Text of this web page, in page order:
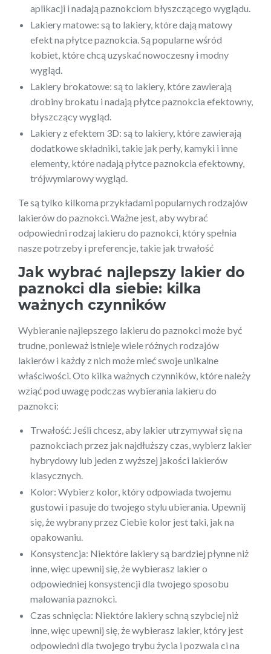
aplikacji i nadają paznokciom błyszczącego wyglądu.
Lakiery matowe: są to lakiery, które dają matowy
efekt na płytce paznokcia. Są popularne wśród
kobiet, które chcą uzyskać nowoczesny i modny
wygląd.
Lakiery brokatowe: są to lakiery, które zawierają
drobiny brokatu i nadają płytce paznokcia efektowny,
błyszczący wygląd.
Lakiery z efektem 3D: są to lakiery, które zawierają
dodatkowe składniki, takie jak perły, kamyki i inne
elementy, które nadają płytce paznokcia efektowny,
trójwymiarowy wygląd.
Te są tylko kilkoma przykładami popularnych rodzajów
lakierów do paznokci. Ważne jest, aby wybrać
odpowiedni rodzaj lakieru do paznokci, który spełnia
nasze potrzeby i preferencje, takie jak trwałość
Jak wybrać najlepszy lakier do
paznokci dla siebie: kilka
ważnych czynników
Wybieranie najlepszego lakieru do paznokci może być
trudne, ponieważ istnieje wiele różnych rodzajów
lakierów i każdy z nich może mieć swoje unikalne
właściwości. Oto kilka ważnych czynników, które należy
wziąć pod uwagę podczas wybierania lakieru do
paznokci:
Trwałość: Jeśli chcesz, aby lakier utrzymywał się na
paznokciach przez jak najdłuższy czas, wybierz lakier
hybrydowy lub jeden z wyższej jakości lakierów
klasycznych.
Kolor: Wybierz kolor, który odpowiada twojemu
gustowi i pasuje do twojego stylu ubierania. Upewnij
się, że wybrany przez Ciebie kolor jest taki, jak na
opakowaniu.
Konsystencja: Niektóre lakiery są bardziej płynne niż
inne, więc upewnij się, że wybierasz lakier o
odpowiedniej konsystencji dla twojego sposobu
malowania paznokci.
Czas schnięcia: Niektóre lakiery schną szybciej niż
inne, więc upewnij się, że wybierasz lakier, który jest
odpowiedni dla twojego trybu życia i pozwala ci na